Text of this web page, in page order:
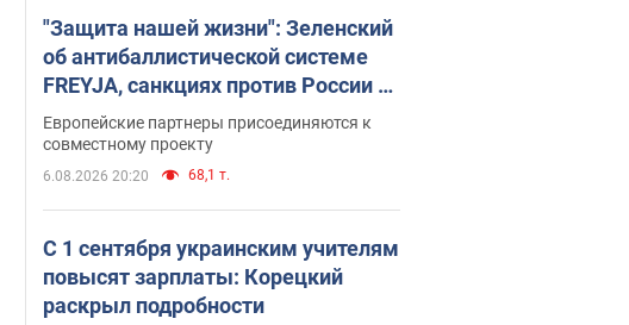
"Защита нашей жизни": Зеленский
об антибаллистической системе
FREYJA, санкциях против России и
поддержке аграриев. Видео
Европейские партнеры присоединяются к
совместному проекту
6.08.2026 20:20 68,1 т.
С 1 сентября украинским учителям
повысят зарплаты: Корецкий
раскрыл подробности